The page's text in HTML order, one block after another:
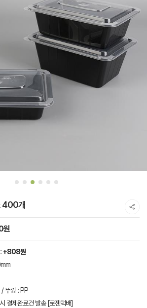
400개
원
+808원
/ 뚜껑 : PP
결제완료건 발송 [로젠택배]